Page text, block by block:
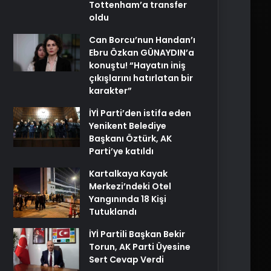
Tottenham’a transfer
oldu
Can Borcu’nun Handan’ı
Ebru Özkan GÜNAYDIN’a
konuştu! “Hayatın iniş
çıkışlarını hatırlatan bir
karakter”
İYİ Parti’den istifa eden
Yenikent Belediye
Başkanı Öztürk, AK
Parti’ye katıldı
Kartalkaya Kayak
Merkezi’ndeki Otel
Yangınında 18 Kişi
Tutuklandı
İYİ Partili Başkan Bekir
Torun, AK Parti Üyesine
Sert Cevap Verdi